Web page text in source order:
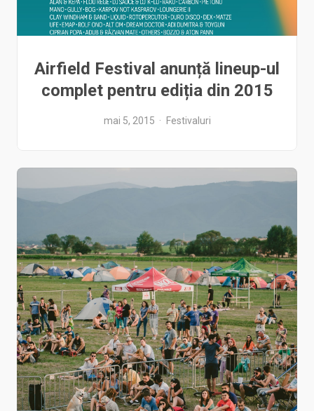
Airfield Festival anunță lineup-ul
complet pentru ediția din 2015
mai 5, 2015 Festivaluri